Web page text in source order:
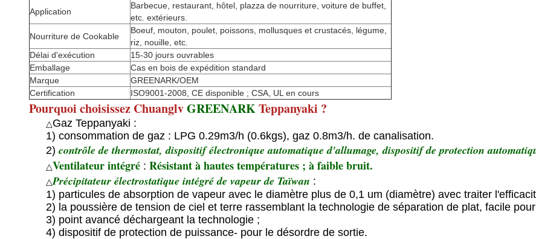
Application
Barbecue, restaurant, hôtel, plazza de nourriture, voiture de buffet,
etc. extérieurs.
Nourriture de Cookable
Boeuf, mouton, poulet, poissons, mollusques et crustacés, légume,
riz, nouille, etc.
Délai d'exécution
15-30 jours ouvrables
Emballage
Cas en bois de expédition standard
Marque
GREENARK/OEM
Certification
ISO9001-2008, CE disponible ; CSA, UL en cours
Pourquoi choisissez ChuanglvGREENARKTeppanyaki ?
△Gaz Teppanyaki :
1) consommation de gaz : LPG 0.29m3/h (0.6kgs), gaz 0.8m3/h. de canalisation.
2) contrôle de thermostat, dispositif électronique automatique d'allumage, dispositif de protection
△Ventilateur intégré : Résistant à hautes températures ; à faible bruit.
△Précipitateur électrostatique intégré de vapeur de Taïwan :
1) particules de absorption de vapeur avec le diamètre plus de 0,1 um (diamètre) avec traiter
2) la poussière de tension de ciel et terre rassemblant la technologie de séparation de plat, facile
3) point avancé déchargeant la technologie ;
4) dispositif de protection de puissance- pour le désordre de sortie.